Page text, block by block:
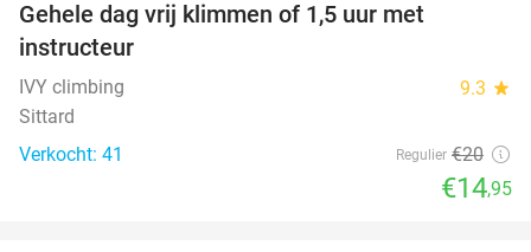
Gehele dag vrij klimmen of 1,5 uur met
instructeur
IVY climbing 9.3 star
Sittard
Verkocht: 41
Regulier €20
€14,95